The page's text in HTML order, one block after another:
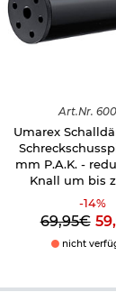
Art.Nr.
Umarex
mm P.A.K. -
Knall um bis
-14%
69,95€
nicht